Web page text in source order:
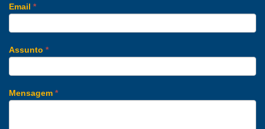
Email *
Assunto *
Mensagem *